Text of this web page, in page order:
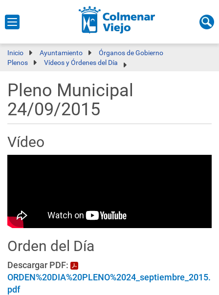
Inicio Ayuntamiento
Órganos de Gobierno
Plenos
Vídeos y Órdenes del Día
Pleno Municipal
24/09/2015
Vídeo
Orden del Día
Descargar PDF:
ORDEN%20DIA%20PLENO%2024_septiembre_2015.
pdf